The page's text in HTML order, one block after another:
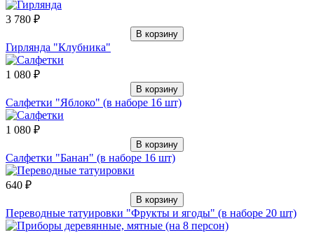
3 780 ₽
В корзину
Гирлянда "Клубника"
1 080 ₽
В корзину
Салфетки "Яблоко" (в наборе 16 шт)
1 080 ₽
В корзину
Салфетки "Банан" (в наборе 16 шт)
640 ₽
В корзину
Переводные татуировки "Фрукты и ягоды" (в наборе 20 шт)